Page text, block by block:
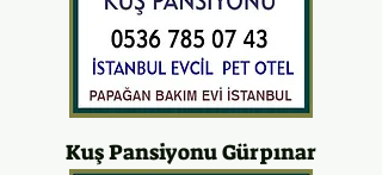
Kuş Pansiyonu Gürpınar